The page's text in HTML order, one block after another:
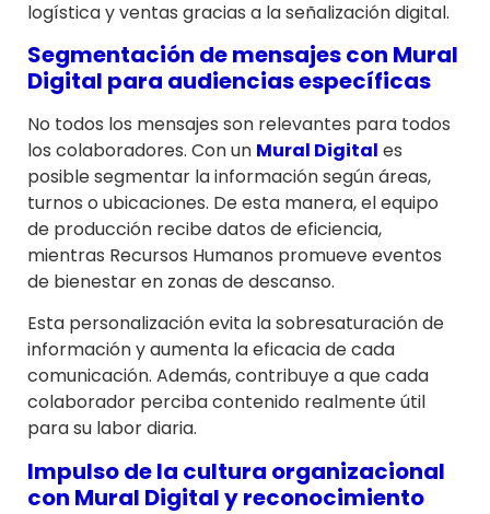
logística y ventas gracias a la señalización digital.
Segmentación de mensajes con Mural
Digital para audiencias específicas
No todos los mensajes son relevantes para todos
los colaboradores. Con un Mural Digital es
posible segmentar la información según áreas,
turnos o ubicaciones. De esta manera, el equipo
de producción recibe datos de eficiencia,
mientras Recursos Humanos promueve eventos
de bienestar en zonas de descanso.
Esta personalización evita la sobresaturación de
información y aumenta la eficacia de cada
comunicación. Además, contribuye a que cada
colaborador perciba contenido realmente útil
para su labor diaria.
Impulso de la cultura organizacional
con Mural Digitaly reconocimiento